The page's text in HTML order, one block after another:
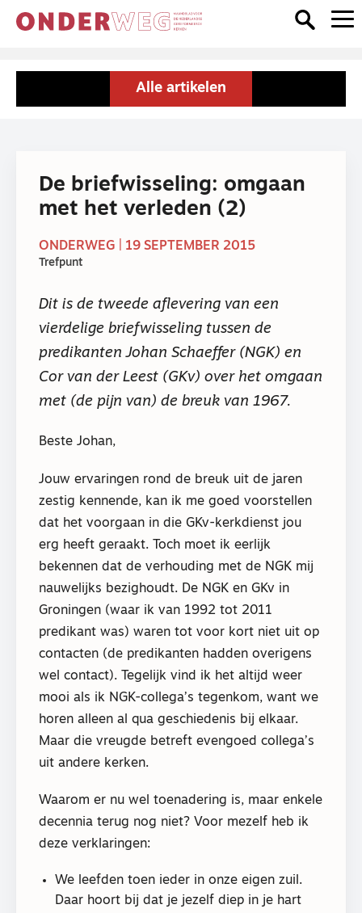
Alle artikelen
De briefwisseling: omgaan
met het verleden (2)
ONDERWEG | 19 SEPTEMBER 2015
Trefpunt
Dit is de tweede aflevering van een
vierdelige briefwisseling tussen de
predikanten Johan Schaeffer (NGK) en
Cor van der Leest (GKv) over het omgaan
met (de pijn van) de breuk van 1967.
Beste Johan,
Jouw ervaringen rond de breuk uit de jaren
zestig kennende, kan ik me goed voorstellen
dat het voorgaan in die GKv-kerkdienst jou
erg heeft geraakt. Toch moet ik eerlijk
bekennen dat de verhouding met de NGK mij
nauwelijks bezighoudt. De NGK en GKv in
Groningen (waar ik van 1992 tot 2011
predikant was) waren tot voor kort niet uit op
contacten (de predikanten hadden overigens
wel contact). Tegelijk vind ik het altijd weer
mooi als ik NGK-collega’s tegenkom, want we
horen alleen al qua geschiedenis bij elkaar.
Maar die vreugde betreft evengoed collega’s
uit andere kerken.
Waarom er nu wel toenadering is, maar enkele
decennia terug nog niet? Voor mezelf heb ik
deze verklaringen:
We leefden toen ieder in onze eigen zuil.
Daar hoort bij dat je jezelf diep in je hart